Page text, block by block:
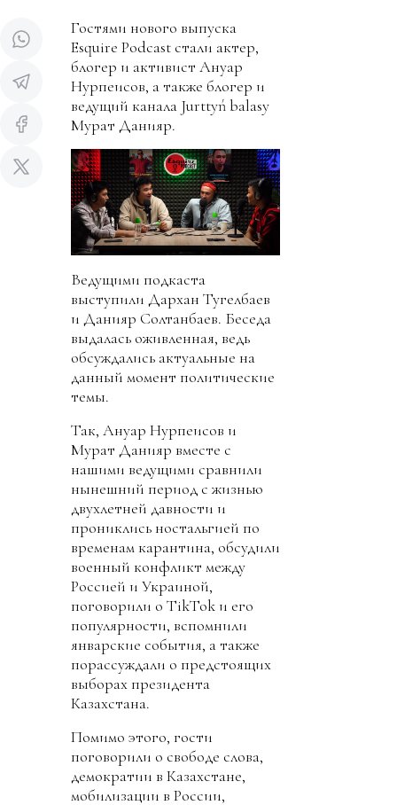
Гостями нового выпуска
Esquire Podcast стали актер,
блогер и активист Ануар
Нурпеисов, а также блогер и
ведущий канала Jurttyń balasy
Мурат Данияр.
Ведущими подкаста
выступили Дархан Тугелбаев
и Данияр Солтанбаев. Беседа
выдалась оживленная, ведь
обсуждались актуальные на
данный момент политические
темы.
Так, Ануар Нурпеисов и
Мурат Данияр вместе с
нашими ведущими сравнили
нынешний период с жизнью
двухлетней давности и
прониклись ностальгией по
временам карантина, обсудили
военный конфликт между
Россией и Украиной,
поговорили о TikTok и его
популярности, вспомнили
январские события, а также
порассуждали о предстоящих
выборах президента
Казахстана.
Помимо этого, гости
поговорили о свободе слова,
демократии в Казахстане,
мобилизации в России,